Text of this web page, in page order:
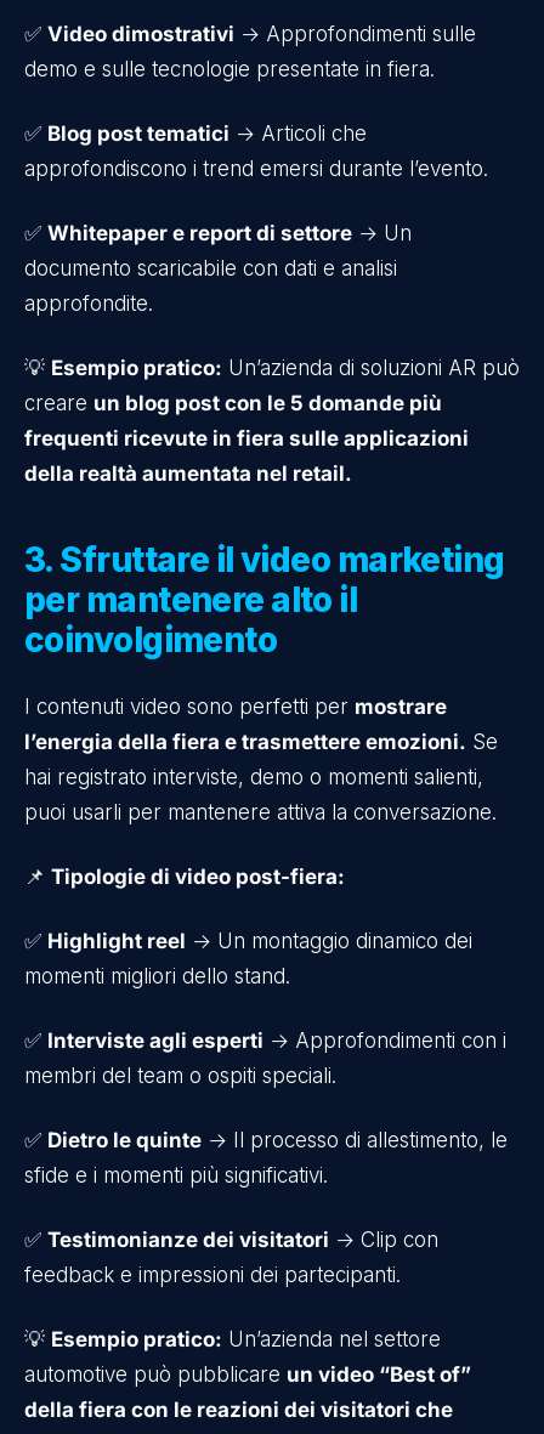
✅ Video dimostrativi → Approfondimenti sulle
demo e sulle tecnologie presentate in fiera.
✅ Blog post tematici → Articoli che
approfondiscono i trend emersi durante l’evento.
✅ Whitepaper e report di settore → Un
documento scaricabile con dati e analisi
approfondite.
💡 Esempio pratico: Un’azienda di soluzioni AR può
creare un blog post con le 5 domande più
frequenti ricevute in fiera sulle applicazioni
della realtà aumentata nel retail.
3. Sfruttare il video marketing
per mantenere alto il
coinvolgimento
I contenuti video sono perfetti per mostrare
l’energia della fiera e trasmettere emozioni. Se
hai registrato interviste, demo o momenti salienti,
puoi usarli per mantenere attiva la conversazione.
📌 Tipologie di video post-fiera:
✅ Highlight reel → Un montaggio dinamico dei
momenti migliori dello stand.
✅ Interviste agli esperti → Approfondimenti con i
membri del team o ospiti speciali.
✅ Dietro le quinte → Il processo di allestimento, le
sfide e i momenti più significativi.
✅ Testimonianze dei visitatori → Clip con
feedback e impressioni dei partecipanti.
💡 Esempio pratico: Un’azienda nel settore
automotive può pubblicare un video “Best of”
della fiera con le reazioni dei visitatori che